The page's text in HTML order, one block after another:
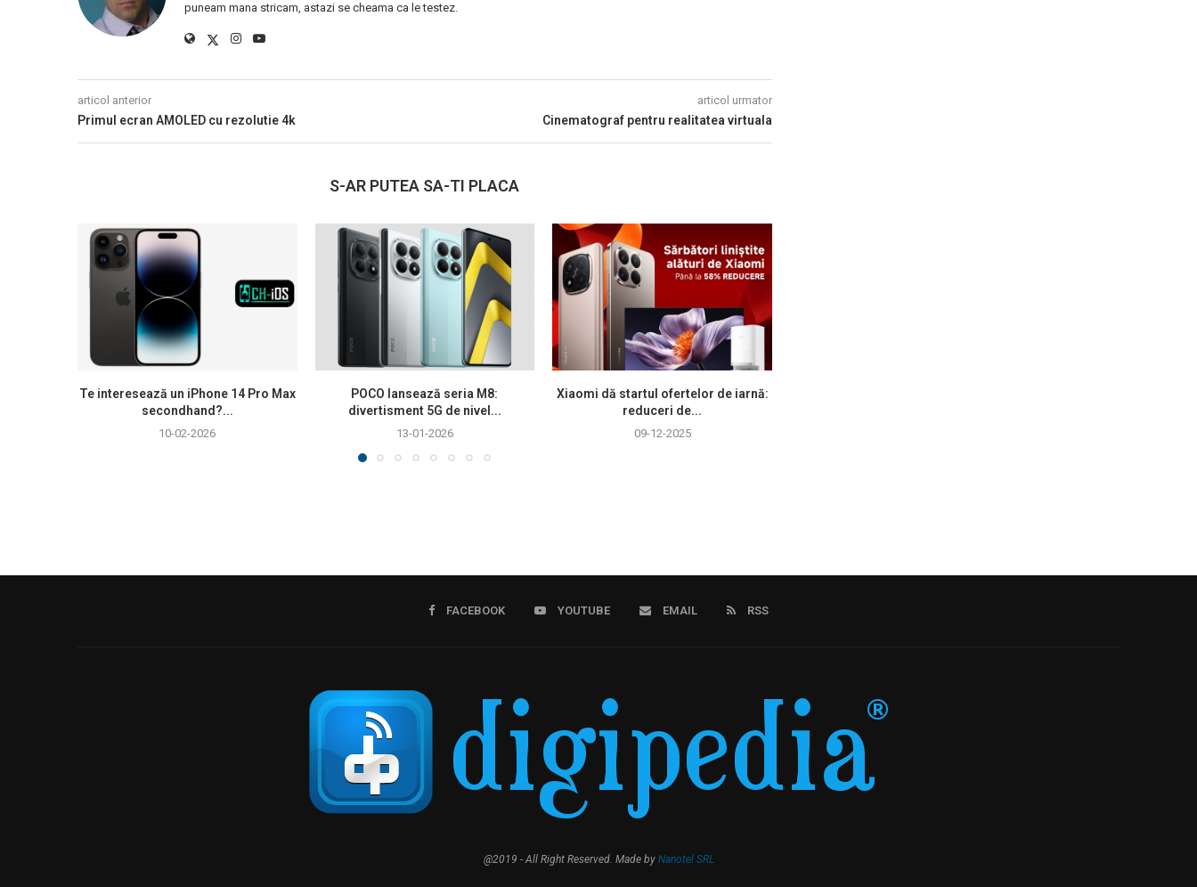
puneam mana stricam, astazi se cheama ca le testez.
articol anterior
Primul ecran AMOLED cu rezolutie 4k
articol urmator
Cinematograf pentru realitatea virtuala
S-AR PUTEA SA-TI PLACA
Te interesează un iPhone 14 Pro Max
secondhand?...
10-02-2026
POCO lansează seria M8:
divertisment 5G de nivel...
13-01-2026
Xiaomi dă startul ofertelor de iarnă:
reduceri de...
09-12-2025
FACEBOOK YOUTUBE EMAIL RSS
@2019 - All Right Reserved. Made by Nanotel SRL